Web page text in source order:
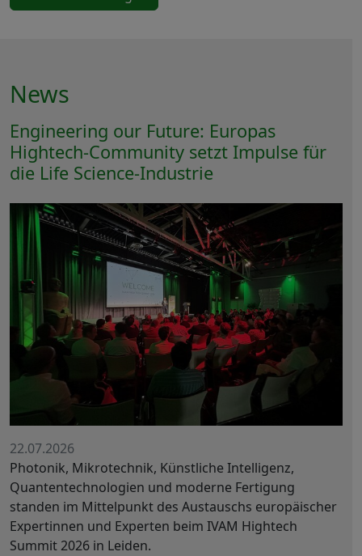
News
Engineering our Future: Europas
Hightech-Community setzt Impulse für
die Life Science-Industrie
22.07.2026
Photonik, Mikrotechnik, Künstliche Intelligenz,
Quantentechnologien und moderne Fertigung
standen im Mittelpunkt des Austauschs europäischer
Expertinnen und Experten beim IVAM Hightech
Summit 2026 in Leiden.